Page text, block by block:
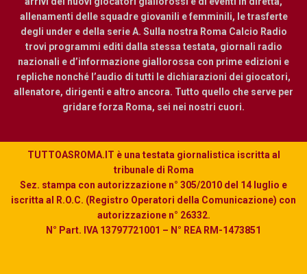
allenamenti delle squadre giovanili e femminili, le trasferte
degli under e della serie A. Sulla nostra Roma Calcio Radio
trovi programmi editi dalla stessa testata, giornali radio
nazionali e d’informazione giallorossa con prime edizioni e
repliche nonché l’audio di tutti le dichiarazioni dei giocatori,
allenatore, dirigenti e altro ancora. Tutto quello che serve per
gridare forza Roma, sei nei nostri cuori.
TUTTOASROMA.IT è una testata giornalistica iscritta al
tribunale di Roma
Sez. stampa con autorizzazione n° 305/2010 del 14 luglio e
iscritta al R.O.C. (Registro Operatori della Comunicazione) con
autorizzazione n° 26332.
N° Part. IVA 13797721001 – N° REA RM-1473851